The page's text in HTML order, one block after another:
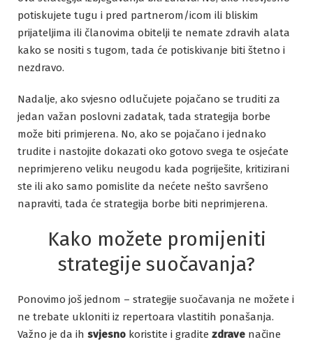
potiskujete tugu i pred partnerom/icom ili bliskim
prijateljima ili članovima obitelji te nemate zdravih alata
kako se nositi s tugom, tada će potiskivanje biti štetno i
nezdravo.
Nadalje, ako svjesno odlučujete pojačano se truditi za
jedan važan poslovni zadatak, tada strategija borbe
može biti primjerena. No, ako se pojačano i jednako
trudite i nastojite dokazati oko gotovo svega te osjećate
neprimjereno veliku neugodu kada pogriješite, kritizirani
ste ili ako samo pomislite da nećete nešto savršeno
napraviti, tada će strategija borbe biti neprimjerena.
Kako možete promijeniti
strategije suočavanja?
Ponovimo još jednom – strategije suočavanja ne možete i
ne trebate ukloniti iz repertoara vlastitih ponašanja.
Važno je da ih svjesno koristite i gradite zdrave načine